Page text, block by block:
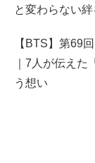
と変わらない
【BTS】第69
｜7人が伝え
う想い